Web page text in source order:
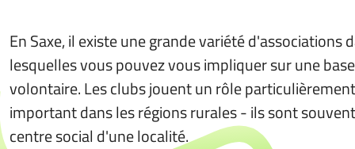
En Saxe, il existe une grande variété d'associations
lesquelles vous pouvez vous impliquer sur une base
volontaire. Les clubs jouent un rôle particulièrement
important dans les régions rurales - ils sont
centre social d'une localité.